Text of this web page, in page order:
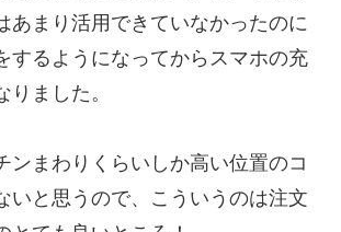
あまり活用できていなかったのに
するようになってからスマホの充
りました。
ンまわりくらいしか高い位置のコ
いと思うので、こういうのは注文